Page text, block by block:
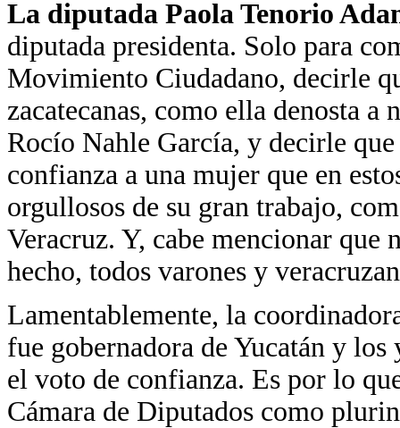
La diputada Paola Tenorio
diputada presidenta. Solo para
Movimiento Ciudadano, decirle
zacatecanas, como ella denosta a
Rocío Nahle García, y decirle
confianza a una mujer que en
orgullosos de su gran trabajo,
Veracruz. Y, cabe mencionar que
hecho, todos varones y
Lamentablemente, la
fue gobernadora de Yucatán y
el voto de confianza. Es por lo
Cámara de Diputados como